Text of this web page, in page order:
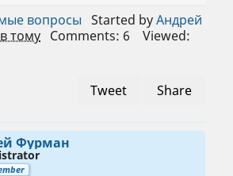
вопросы Started byАндрей
тому Comments: 6
Viewed:
Tweet Share
Фурман